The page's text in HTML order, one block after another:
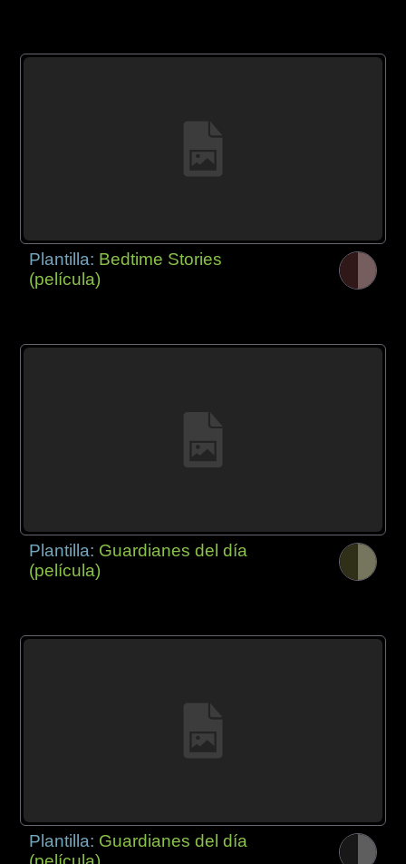
Plantilla: Bedtime Stories
(película)
Plantilla: Guardianes del día
(película)
Plantilla: Guardianes del día